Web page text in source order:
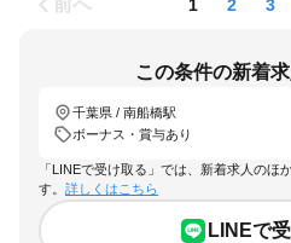
前へ 1 2 3
この条件の新着
千葉県 / 南船橋駅
ボーナス・賞与あり
「LINEで受け取る」では、新着求人のほ
す。 詳しくはこちら
LINEで